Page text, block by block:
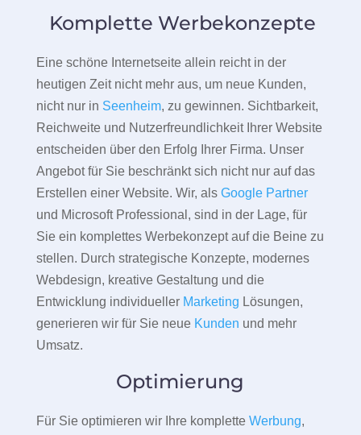
Komplette Werbekonzepte
Eine schöne Internetseite allein reicht in der
heutigen Zeit nicht mehr aus, um neue Kunden,
nicht nur in Seenheim, zu gewinnen. Sichtbarkeit,
Reichweite und Nutzerfreundlichkeit Ihrer Website
entscheiden über den Erfolg Ihrer Firma. Unser
Angebot für Sie beschränkt sich nicht nur auf das
Erstellen einer Website. Wir, als Google Partner
und Microsoft Professional, sind in der Lage, für
Sie ein komplettes Werbekonzept auf die Beine zu
stellen. Durch strategische Konzepte, modernes
Webdesign, kreative Gestaltung und die
Entwicklung individueller Marketing Lösungen,
generieren wir für Sie neue Kunden und mehr
Umsatz.
Optimierung
Für Sie optimieren wir Ihre komplette Werbung,